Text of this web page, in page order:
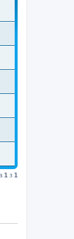
1 з 1